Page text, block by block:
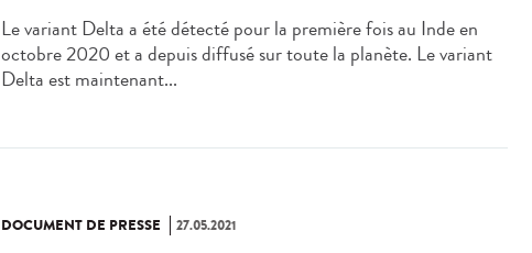
Le variant Delta a été détecté pour la première fois au Inde en
octobre 2020 et a depuis diffusé sur toute la planète. Le variant
Delta est maintenant...
DOCUMENT DE PRESSE 27.05.2021